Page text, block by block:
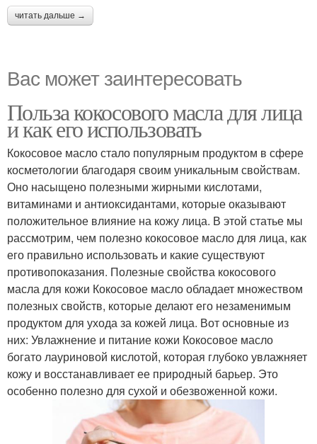
читать дальше →
Вас может заинтересовать
Польза кокосового масла для лица
и как его использовать
Кокосовое масло стало популярным продуктом в сфере
косметологии благодаря своим уникальным свойствам.
Оно насыщено полезными жирными кислотами,
витаминами и антиоксидантами, которые оказывают
положительное влияние на кожу лица. В этой статье мы
рассмотрим, чем полезно кокосовое масло для лица, как
его правильно использовать и какие существуют
противопоказания. Полезные свойства кокосового
масла для кожи Кокосовое масло обладает множеством
полезных свойств, которые делают его незаменимым
продуктом для ухода за кожей лица. Вот основные из
них: Увлажнение и питание кожи Кокосовое масло
богато лауриновой кислотой, которая глубоко увлажняет
кожу и восстанавливает ее природный барьер. Это
особенно полезно для сухой и обезвоженной кожи.